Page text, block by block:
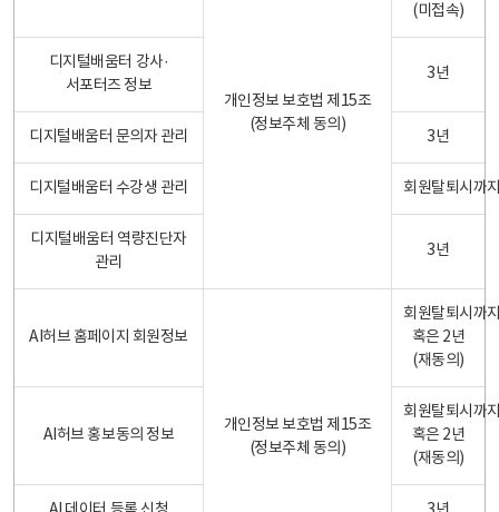
개인정보 보호법 제15조
(정보주체 동의)
(미접속)
디지털배움터 강사·
서포터즈 정보
3년
디지털배움터 문의자 관리 3년
디지털배움터 수강생 관리 회원탈퇴시까
디지털배움터 역량진단자
관리
3년
AI허브 홈페이지 회원정보
개인정보 보호법 제15조
(정보주체 동의)
회원탈퇴시까
혹은 2년
(재동의)
AI허브 홍보동의 정보
회원탈퇴시까
혹은 2년
(재동의)